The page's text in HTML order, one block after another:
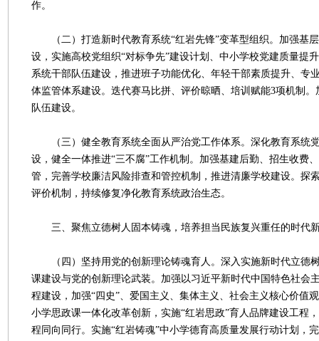
作。
（二）打造新时代教育系统“红岩先锋”变革型组织。加强基
设，实施高校党组织“对标争先”建设计划、中小学校党建质量提
系统干部队伍建设，推进班子功能优化、年轻干部素质提升、专
体监管体系建设。迭代赛马比拼、评价晾晒、培训赋能3项机制
队伍建设。
（三）健全教育系统全面从严治党工作体系。深化教育系统
设，健全一体推进“三不腐”工作机制。加强基建后勤、招生收费
管，完善学校廉洁风险排查和管控机制，推进清廉学校建设。探
评价机制，持续修复净化教育系统政治生态。
三、聚焦立德树人固本铸魂，培养担当民族复兴重任的时代
（四）坚持用党的创新理论铸魂育人。深入实施新时代立德
课建设与党的创新理论武装。加强以习近平新时代中国特色社会
程建设，加强“四史”、爱国主义、集体主义、社会主义核心价值
小学思政课一体化改革创新，实施“红岩思政”育人品牌建设工程
程同向同行。实施“红岩铸魂”中小学德育高质量发展行动计划，